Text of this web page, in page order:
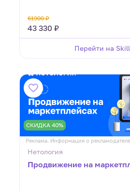
61900 ₽
43 330 ₽
Перейти на
СКИДКА 40%
Реклама. Информация о
Нетология
Продвижение на